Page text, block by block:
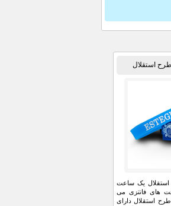
استقلال
یک ساعت
های فانتزی می
استقلال دارای